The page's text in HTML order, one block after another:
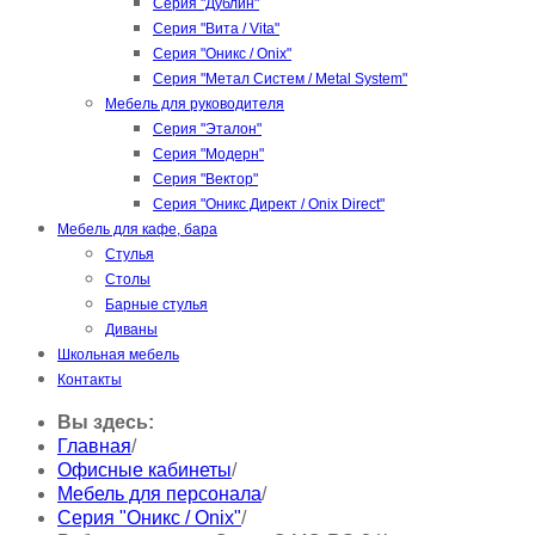
Серия "Дублин"
Серия "Вита / Vita"
Серия "Оникс / Onix"
Серия "Метал Систем / Metal System"
Мебель для руководителя
Серия "Эталон"
Серия "Модерн"
Серия "Вектор"
Серия "Оникс Директ / Onix Direct"
Мебель для кафе, бара
Стулья
Столы
Барные стулья
Диваны
Школьная мебель
Контакты
Вы здесь:
Главная/
Офисные кабинеты/
Мебель для персонала/
Серия "Оникс / Onix"/